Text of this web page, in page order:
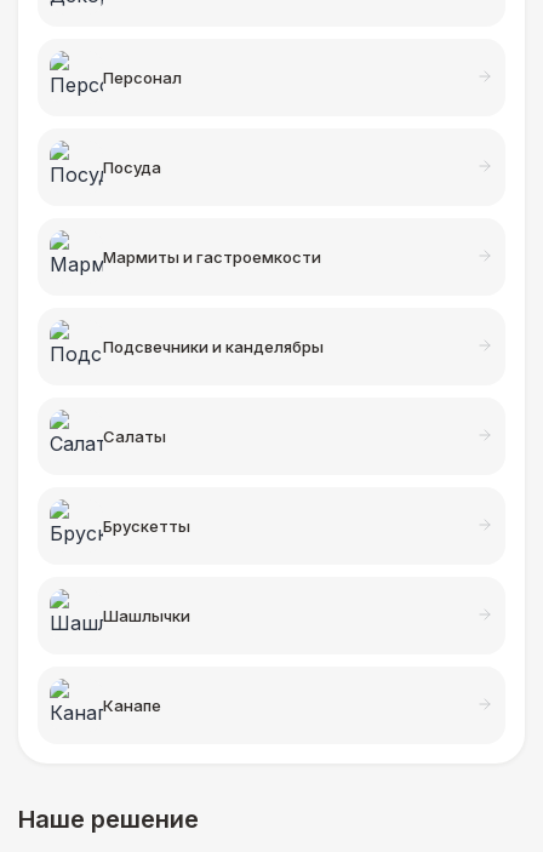
Персонал
Посуда
Мармиты и гастроемкости
Подсвечники и канделябры
Салаты
Брускетты
Шашлычки
Канапе
Наше решение